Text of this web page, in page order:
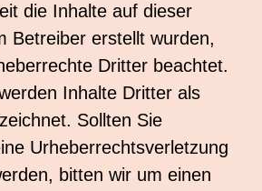
die Inhalte auf dieser
Betreiber erstellt wurden,
Dritter beachtet.
Inhalte Dritter als
Sollten Sie
Urheberrechtsverletzung
bitten wir um einen